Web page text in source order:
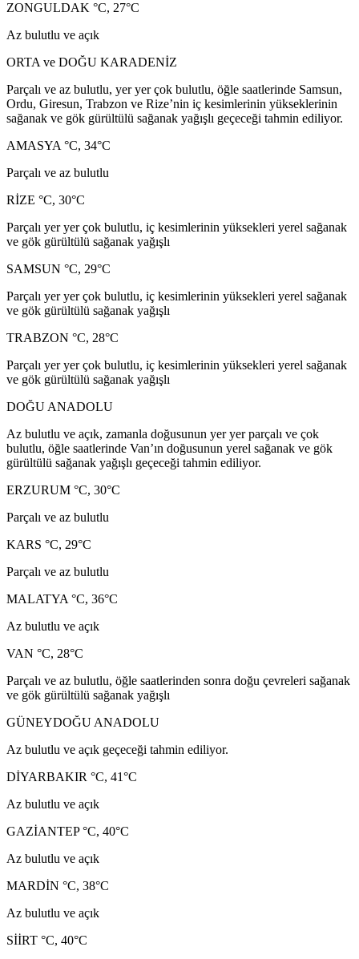
ZONGULDAK °C, 27°C
Az bulutlu ve açık
ORTA ve DOĞU KARADENİZ
Parçalı ve az bulutlu, yer yer çok bulutlu, öğle saatlerinde Samsun,
Ordu, Giresun, Trabzon ve Rize’nin iç kesimlerinin yükseklerinin
sağanak ve gök gürültülü sağanak yağışlı geçeceği tahmin ediliyor.
AMASYA °C, 34°C
Parçalı ve az bulutlu
RİZE °C, 30°C
Parçalı yer yer çok bulutlu, iç kesimlerinin yüksekleri yerel sağanak
ve gök gürültülü sağanak yağışlı
SAMSUN °C, 29°C
Parçalı yer yer çok bulutlu, iç kesimlerinin yüksekleri yerel sağanak
ve gök gürültülü sağanak yağışlı
TRABZON °C, 28°C
Parçalı yer yer çok bulutlu, iç kesimlerinin yüksekleri yerel sağanak
ve gök gürültülü sağanak yağışlı
DOĞU ANADOLU
Az bulutlu ve açık, zamanla doğusunun yer yer parçalı ve çok
bulutlu, öğle saatlerinde Van’ın doğusunun yerel sağanak ve gök
gürültülü sağanak yağışlı geçeceği tahmin ediliyor.
ERZURUM °C, 30°C
Parçalı ve az bulutlu
KARS °C, 29°C
Parçalı ve az bulutlu
MALATYA °C, 36°C
Az bulutlu ve açık
VAN °C, 28°C
Parçalı ve az bulutlu, öğle saatlerinden sonra doğu çevreleri sağanak
ve gök gürültülü sağanak yağışlı
GÜNEYDOĞU ANADOLU
Az bulutlu ve açık geçeceği tahmin ediliyor.
DİYARBAKIR °C, 41°C
Az bulutlu ve açık
GAZİANTEP °C, 40°C
Az bulutlu ve açık
MARDİN °C, 38°C
Az bulutlu ve açık
SİİRT °C, 40°C